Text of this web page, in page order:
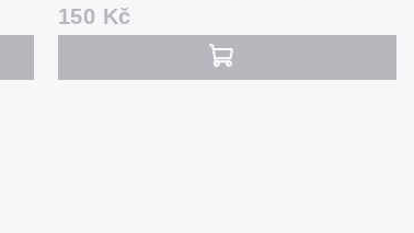
150 Kč